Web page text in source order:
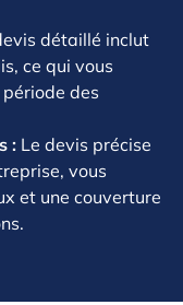
détaillé inclut
ce qui vous
des
: Le devis précise
vous
et une couverture